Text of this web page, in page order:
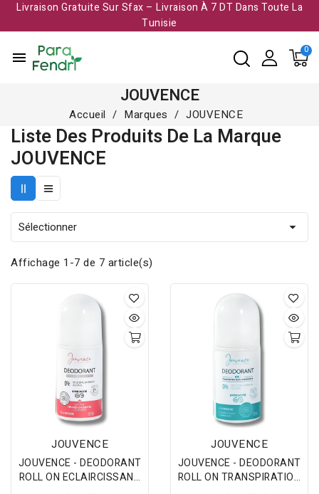
Livraison Gratuite Sur Sfax – Livraison À 7 DT Dans Toute La
Tunisie​
menu
JOUVENCE
Accueil Marques JOUVENCE
Liste Des Produits De La Marque
JOUVENCE
Sélectionner 
Affichage 1-7 de 7 article(s)
JOUVENCE
JOUVENCE - DEODORANT
ROLL ON ECLAIRCISSANT
JOUVENCE
JOUVENCE - DEODORANT
ROLL ON TRANSPIRATION